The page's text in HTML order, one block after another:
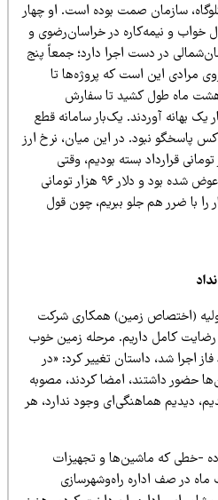
سازمان صمت بوده است. او چهار
و نیمه‌کاره‌ در خراسان‌رضوی و
در دست اجرا دارد؛ جمعاً پنج
مرادی این است که پروژه‌ها تا
ماه طول کشید تا سفارش
آوردند. یک‌بار سامانه قطع
نبود. در این میان، نرخ ارز
۸۰ هزار تومانی قرارداد بسته بودیم، وقتی
سفارش بالاخره ثبت شد، قانون عوض شده بود و دلار ۹۶ هزار تومانی
ضرر هم جلو ببریم، چون قول
(اختصاص زمین) همکاری شرکت
کامل داریم. مرحله زمین خوب
شد، داستان تغییر کرد: «در
داشتند، امضا کردند، مصوبه
هماهنگی‌ای وجود ندارد، هر
که ماشین‌ها و تجهیزات
صف اداره راه‌وشهرسازی